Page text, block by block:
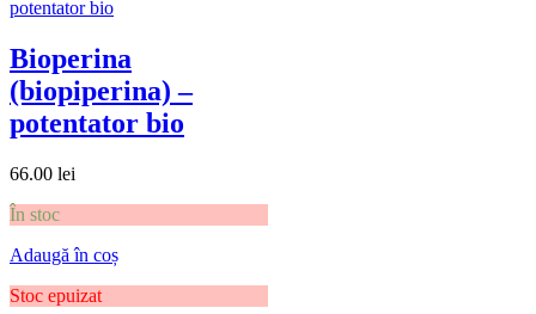
Bioperina
(biopiperina) –
potentator bio
66.00 lei
În stoc
Adaugă în coș
Stoc epuizat